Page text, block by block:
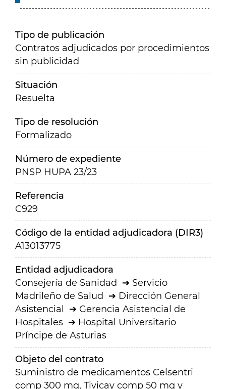
Tipo de publicación
Contratos adjudicados por procedimientos
sin publicidad
Situación
Resuelta
Tipo de resolución
Formalizado
Número de expediente
PNSP HUPA 23/23
Referencia
C929
Código de la entidad adjudicadora (DIR3)
A13013775
Entidad adjudicadora
Consejería de Sanidad
Servicio
Madrileño de Salud
Dirección General
Asistencial
Gerencia Asistencial de
Hospitales
Hospital Universitario
Príncipe de Asturias
Objeto del contrato
Suministro de medicamentos Celsentri
comp 300 mg, Tivicay comp 50 mg y